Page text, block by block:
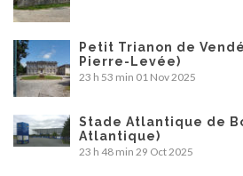
Petit Trianon de
Pierre-Levée)
23 h 53 min 01 Nov 2025
Stade Atlantique de
Atlantique)
23 h 48 min 29 Oct 2025